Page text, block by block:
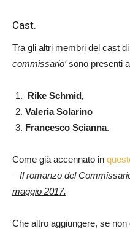
Cast.
Tra gli altri membri del cast di
commissario‘sono presenti
Rike Schmid,
Valeria Solarino
Francesco Scianna.
Come già accennato in
– Il romanzo del
maggio 2017.
Che altro aggiungere, se